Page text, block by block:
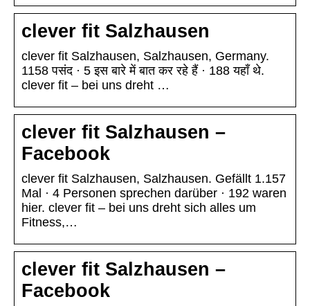
clever fit Salzhausen
clever fit Salzhausen, Salzhausen, Germany.
1158 पसंद · 5 इस बारे में बात कर रहे हैं · 188 यहाँ थे.
clever fit – bei uns dreht …
clever fit Salzhausen –
Facebook
clever fit Salzhausen, Salzhausen. Gefällt 1.157
Mal · 4 Personen sprechen darüber · 192 waren
hier. clever fit – bei uns dreht sich alles um
Fitness,…
clever fit Salzhausen –
Facebook